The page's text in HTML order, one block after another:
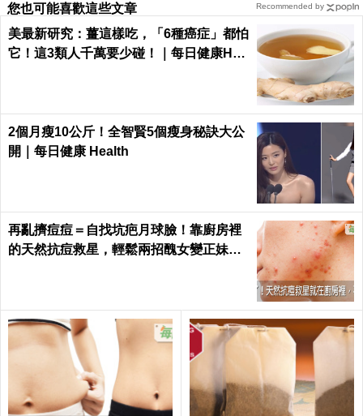
您也可能喜歡這些文章
美最新研究：薑這樣吃，「6種癌症」都怕
它！這3類人千萬要少碰！｜每日健康Hea
2個月瘦10公斤！全智賢5個瘦身秘訣大公
開｜每日健康 Health
再亂擠痘痘＝自找坑疤月球臉！靠廚房裡
的天然抗痘救星，輕鬆兩招醜女變正妹｜
Recommended by